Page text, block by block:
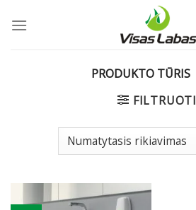
PRODUKTO TŪRIS
FILTRUOTI